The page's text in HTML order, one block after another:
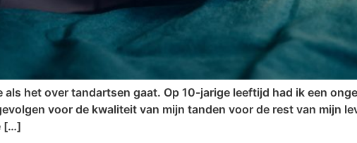
het over tandartsen gaat. Op 10-jarige leeftijd had ik een
voor de kwaliteit van mijn tanden voor de rest van mijn
[…]